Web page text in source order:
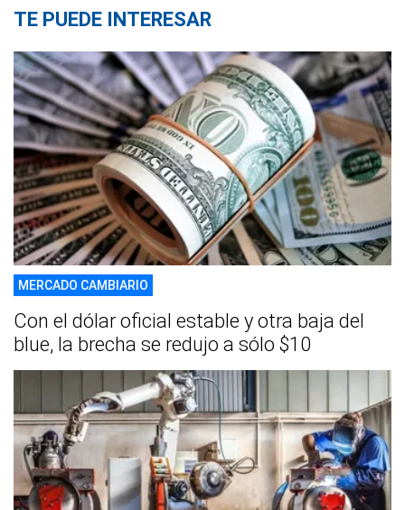
TE PUEDE INTERESAR
MERCADO CAMBIARIO
Con el dólar oficial estable y otra baja del
blue, la brecha se redujo a sólo $10